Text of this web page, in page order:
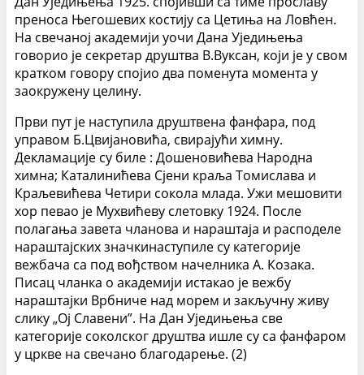
преноса Његошевих костију са Цетиња на Ловћен.
На свечаној академији уочи Дана Уједињења
говорио је секретар друштва В.Вуксан, који је у свом
кратком говору спојио два поменута момента у
заокружену целину.
Први пут је наступила друштвена фанфара, под
управом Б.Цвијановића, свирајући химну.
Декламације су биле : Дошеновићева Народна
химна; Каталинићева Сјени краља Томислава и
Краљевићева Четири сокола млада. Ужи мешовити
хор певао је Мухвићеву слетовку 1924. После
полагања завета чланова и нараштаја и расподеле
нараштајских значкинаступиле су категорије
вежбача са под вођством начелника А. Козака.
Писац чланка о академији истакао је вежбу
нараштајки Врбниче над морем и закључну живу
слику „Ој Славени”. На Дан Уједињења све
категорије соколског друштва ишле су са фанфаром
у цркве на свечано благодарење. (2)